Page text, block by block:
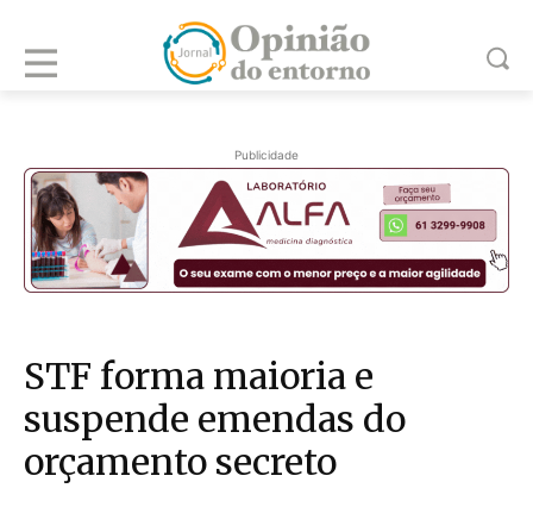
Publicidade
STF forma maioria e
suspende emendas do
orçamento secreto